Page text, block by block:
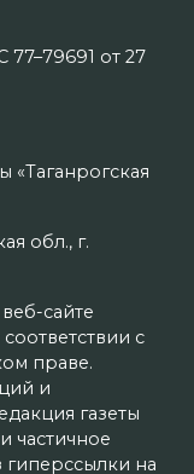
от 27
«Таганрогская
обл., г.
сайте
с
праве.
и
газеты
частичное
на